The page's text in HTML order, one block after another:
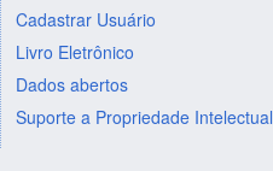
Cadastrar Usuário
Livro Eletrônico
Dados abertos
Suporte a Propriedade Intelectual